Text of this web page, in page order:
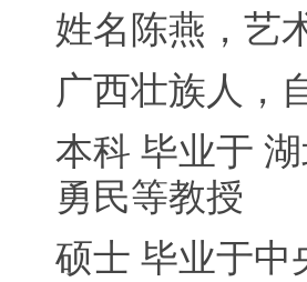
姓名陈燕，艺
广西壮族人，
本科 毕业于
勇民等教授
硕士 毕业于中